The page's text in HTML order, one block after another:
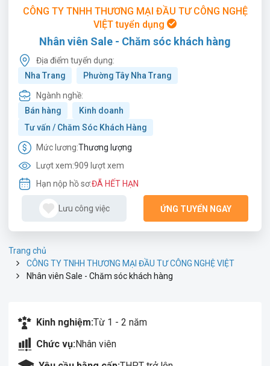
CÔNG TY TNHH THƯƠNG MẠI ĐẦU TƯ CÔNG NGHỆ
VIỆT tuyển dụng
Nhân viên Sale - Chăm sóc khách hàng
Địa điểm tuyển dụng:
Nha Trang
Phường Tây Nha Trang
Ngành nghề:
Bán hàng
Kinh doanh
Tư vấn / Chăm Sóc Khách Hàng
Mức lương:Thương lượng
Lượt xem:909 lượt xem
Hạn nộp hồ sơ:ĐÃ HẾT HẠN
Lưu công việc ỨNG TUYỂN NGAY
Trang chủ
CÔNG TY TNHH THƯƠNG MẠI ĐẦU TƯ CÔNG NGHỆ VIỆT
Nhân viên Sale - Chăm sóc khách hàng
Kinh nghiệm:Từ 1 - 2 năm
Chức vụ:Nhân viên